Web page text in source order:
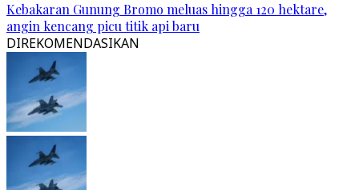
Kebakaran Gunung Bromo meluas hingga 120 hektare,
angin kencang picu titik api baru
DIREKOMENDASIKAN